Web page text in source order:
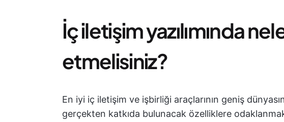
İç iletişim yazılımında
etmelisiniz?
En iyi iç iletişim ve işbirliği araçlarının geniş
gerçekten katkıda bulunacak özelliklere